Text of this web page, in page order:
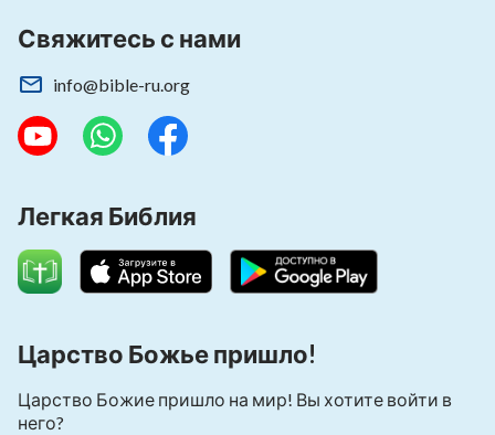
Свяжитесь с нами
info@bible-ru.org
Легкая Библия
Царство Божье пришло!
Царство Божие пришло на мир! Вы хотите войти в
него?